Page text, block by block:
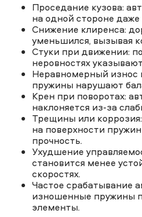
Проседание кузова:
на одной стороне даже
Снижение клиренса:
уменьшился, вызывая
Стуки при движении:
неровностях
Неравномерный
пружины нарушают
Крен при поворотах:
наклоняется из-за
Трещины или
на поверхности
прочность.
Ухудшение
становится менее
скоростях.
Частое срабатывание
изношенные пружины
элементы.